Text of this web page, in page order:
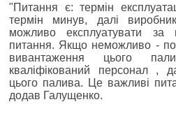
"Питання є: термін
термін минув, далі
можливо експлуатувати
питання. Якщо неможливо -
вивантаження цього
кваліфікований персонал ,
цього палива. Це важливі
додав Галущенко.